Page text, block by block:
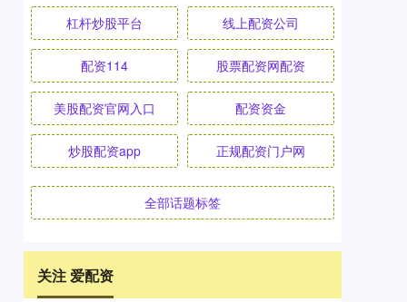
杠杆炒股平台 线上配资公司
配资114 股票配资网配资
美股配资官网入口 配资资金
炒股配资app 正规配资门户网
全部话题标签
关注 爱配资